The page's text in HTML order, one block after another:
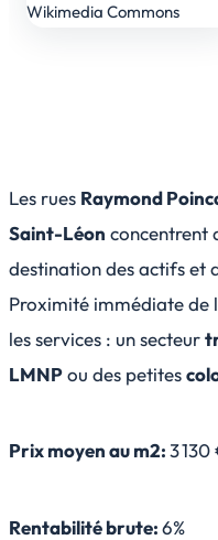
Les rues Raymond
Saint-Léon concentrent
destination des actifs et
Proximité immédiate de
les services : un secteur
LMNPou des petites
Prix moyen au m2:3 130
Rentabilité brute:6%